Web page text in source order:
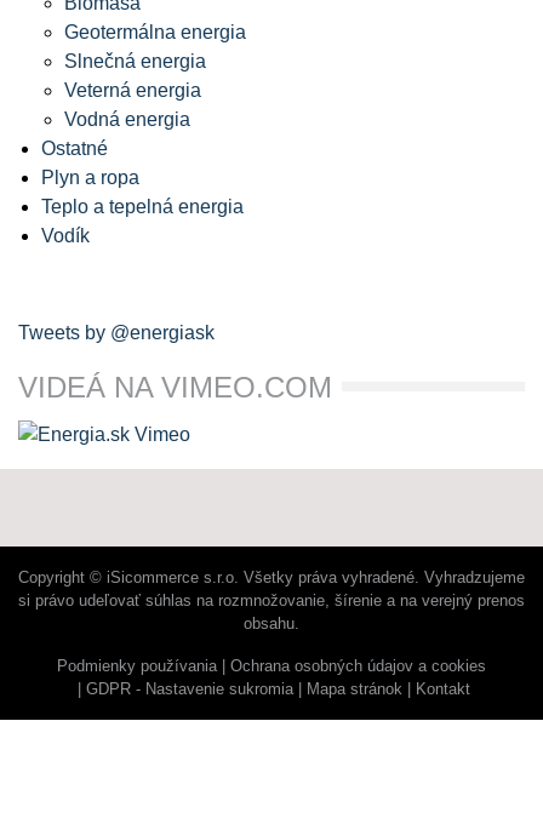
Geotermálna energia
Slnečná energia
Veterná energia
Vodná energia
Ostatné
Plyn a ropa
Teplo a tepelná energia
Vodík
Tweets by @energiask
VIDEÁ NA VIMEO.COM
Copyright © iSicommerce s.r.o. Všetky práva vyhradené. Vyhradzujeme
si právo udeľovať súhlas na rozmnožovanie, šírenie a na verejný prenos
obsahu.
Podmienky používania
Ochrana osobných údajov a cookies
GDPR - Nastavenie sukromia
Mapa stránok Kontakt